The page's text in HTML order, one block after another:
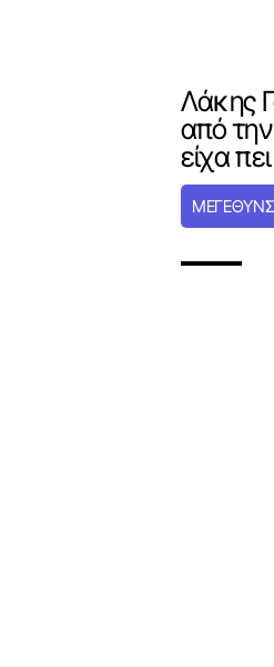
Λάκης
από
είχα